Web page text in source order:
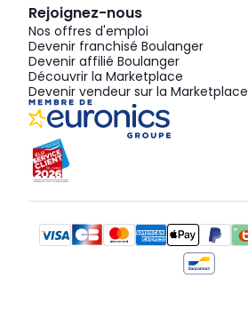
Rejoignez-nous
Nos offres d'emploi
Devenir franchisé Boulanger
Devenir affilié Boulanger
Découvrir la Marketplace
Devenir vendeur sur la Marketplace